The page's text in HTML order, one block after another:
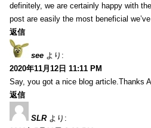
definitely, we are certainly happy with
post are easily the most beneficial we’ve
返信
see より:
2020年11月12日 11:11 PM
Say, you got a nice blog article.Thanks
返信
SLR より: